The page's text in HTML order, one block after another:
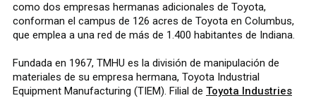
como dos empresas hermanas adicionales de Toyota,
conforman el campus de 126 acres de Toyota en Columbus,
que emplea a una red de más de 1.400 habitantes de Indiana.
Fundada en 1967, TMHU es la división de manipulación de
materiales de su empresa hermana, Toyota Industrial
Equipment Manufacturing (TIEM). Filial de Toyota Industries